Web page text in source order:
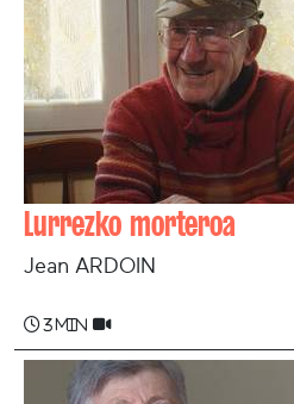
Lurrezko morteroa
Jean ARDOIN
3 min